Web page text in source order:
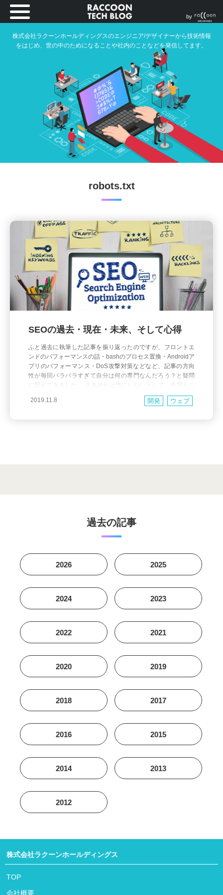
株式会社ラクーンホールディングスのエンジニア/デザイナーから技術情報
をはじめ、世の中のためになることや社内のことなどを発信してます。
by
robots.txt
SEOの過去・現在・未来、そして心得
ふと過去に執筆した記事を振り返ったのですが、フロントエ
ンドのパフォーマンスの話・bashのプロセス置換・Androidア
プリのパフォーマンス・DoS攻撃対策などなど、記事の方向
性が毎回バラバラすぎて自分は何の専門なんだろう？と疑問
に思えてきました。 まあそれは気にしないとして、今回もご
多分に漏れず今までの記事とは全く異なる領域の話です。 話
のベースはSEOについてですが、 心得 とか 考え方
2019.11.8 開発 ウェブ
過去の記事
2026 2025
2024 2023
2022 2021
2020 2019
2018 2017
2016 2015
2014 2013
2012
株式会社ラクーンホールディングス
TOP
会社概要